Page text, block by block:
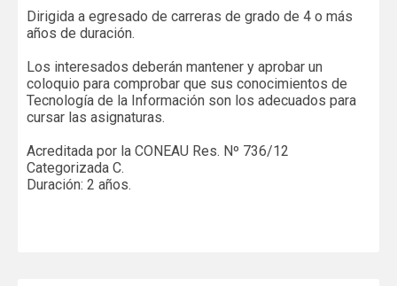
Dirigida a egresado de carreras de grado de 4 o más
años de duración.
Los interesados deberán mantener y aprobar un
coloquio para comprobar que sus conocimientos de
Tecnología de la Información son los adecuados para
cursar las asignaturas.
Acreditada por la CONEAU Res. Nº 736/12
Categorizada C.
Duración: 2 años.